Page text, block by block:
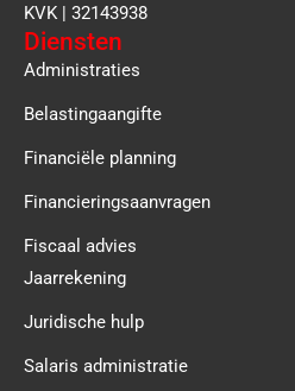
KVK | 32143938
Diensten
Administraties
Belastingaangifte
Financiële planning
Financieringsaanvragen
Fiscaal advies
Jaarrekening
Juridische hulp
Salaris administratie